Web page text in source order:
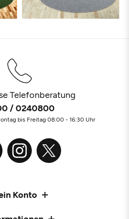
Telefonberatung
/ 0240800
bis Freitag 08:00 - 16:30 Uhr
Konto